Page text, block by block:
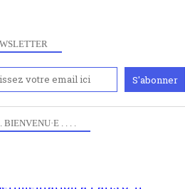
. BIENVENU·E . . . .
ce site, créé
lors du mouvement anti-CPE,
compte de l'actualité et de
à Paris 8. Il
plus largement de rendre